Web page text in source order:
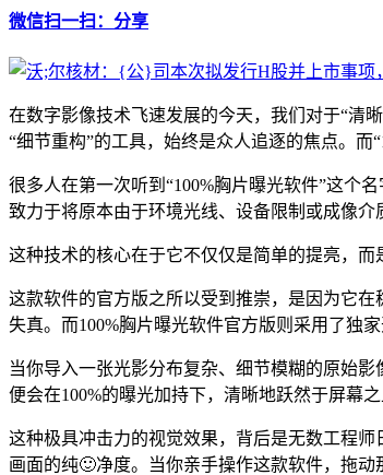
微信扫一扫：分享
在数字影像技术飞速发展的今天，我们对于“清
“细节重构”的工具，始终是众人追逐的焦点。而
很多人在第一次听到“100%胸片曝光软件”这个
致力于将原本由于环境光线、设备限制或成像介
这种技术的核心在于它不仅仅是简单的提亮，
这款软件的官方版之所以受到推崇，是因为它
失真。而100%胸片曝光软件官方版则采用了独
当你导入一张光影分布复杂、细节模糊的原始
便会在100%的曝光加持下，清晰地跃然于屏幕之
这种极具冲击力的视觉效果，背后是无数工程
画面的纯🙂净度。当你亲手操作这款软件，拖